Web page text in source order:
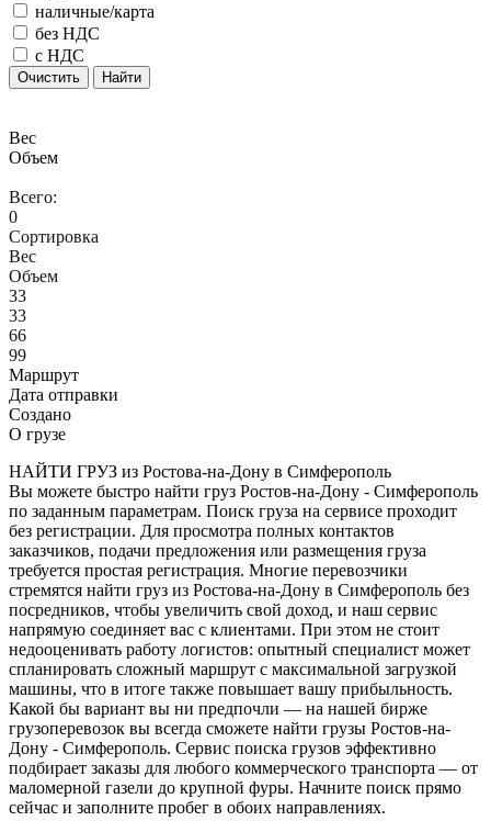
наличные/карта
без НДС
с НДС
Очистить Найти
Вес
Объем
Всего:
0
Сортировка
Вес
Объем
33
33
66
99
Маршрут
Дата отправки
Создано
О грузе
НАЙТИ ГРУЗ из Ростова-на-Дону в Симферополь
Вы можете быстро найти груз Ростов-на-Дону - Симферополь
по заданным параметрам. Поиск груза на сервисе проходит
без регистрации. Для просмотра полных контактов
заказчиков, подачи предложения или размещения груза
требуется простая регистрация. Многие перевозчики
стремятся найти груз из Ростова-на-Дону в Симферополь без
посредников, чтобы увеличить свой доход, и наш сервис
напрямую соединяет вас с клиентами. При этом не стоит
недооценивать работу логистов: опытный специалист может
спланировать сложный маршрут с максимальной загрузкой
машины, что в итоге также повышает вашу прибыльность.
Какой бы вариант вы ни предпочли — на нашей бирже
грузоперевозок вы всегда сможете найти грузы Ростов-на-
Дону - Симферополь. Сервис поиска грузов эффективно
подбирает заказы для любого коммерческого транспорта — от
маломерной газели до крупной фуры. Начните поиск прямо
сейчас и заполните пробег в обоих направлениях.